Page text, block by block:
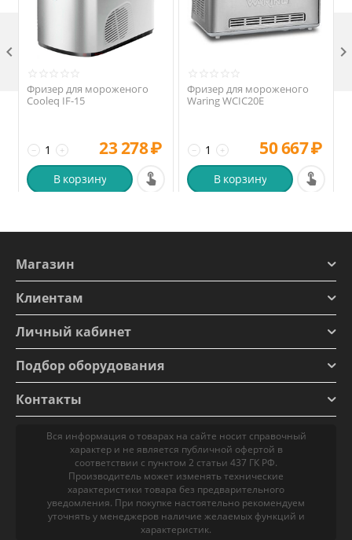
Фризер для мороженого
Cooleq IF-15
+
− 23 278₽
В корзину
Фризер для мороженого
Waring WCIC20E
+
− 50 667₽
В корзину
 
Магазин
Клиентам
Личный кабинет
Подбор оборудования
Контакты
Вся информация о товарах на сайте носит справочный
характер и не является публичной офертой в
соответствии с пунктом 2 статьи 437 ГК РФ.
Производитель может изменять технические
характеристики товара без предварительного
уведомления. При покупке настоятельно рекомендуем
уточнять у менеджеров наличие желаемых функций и
характеристик.